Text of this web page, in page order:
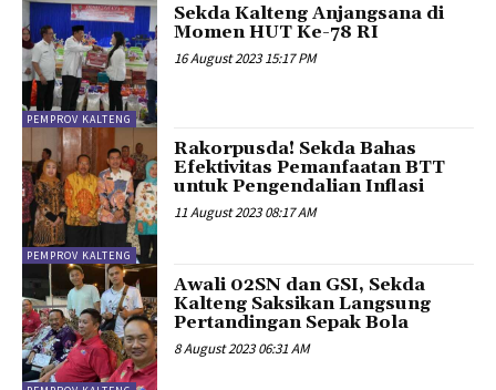
PEMPROV KALTENG
Sekda Kalteng Anjangsana di
Momen HUT Ke-78 RI
16 August 2023 15:17 PM
PEMPROV KALTENG
Rakorpusda! Sekda Bahas
Efektivitas Pemanfaatan BTT
untuk Pengendalian Inflasi
11 August 2023 08:17 AM
Awali 02SN dan GSI, Sekda
Kalteng Saksikan Langsung
Pertandingan Sepak Bola
8 August 2023 06:31 AM